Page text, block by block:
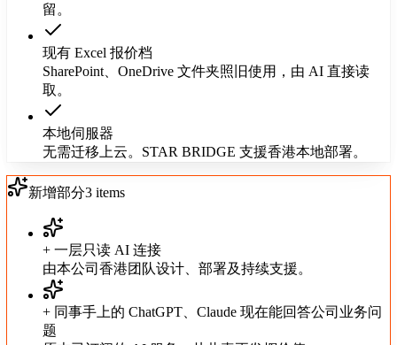
留。
现有 Excel 报价档
SharePoint、OneDrive 文件夹照旧使用，由 AI 直接读
取。
本地伺服器
无需迁移上云。STAR BRIDGE 支援香港本地部署。
新增部分3 items
+ 一层只读 AI 连接
由本公司香港团队设计、部署及持续支援。
+ 同事手上的 ChatGPT、Claude 现在能回答公司业务问
题